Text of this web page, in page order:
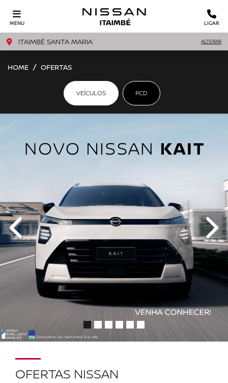
MENU LIGAR
ITAIMBÉ SANTA MARIA ALTERAR
HOME OFERTAS
VEÍCULOS PCD
templates.template-
OFERTAS NISSAN